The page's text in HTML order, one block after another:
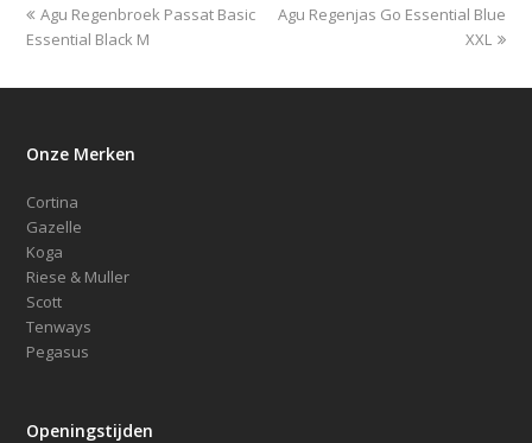
previous
post:
Agu Regenbroek Passat Basic
Essential Black M
next
Agu Regenjas Go Essential Blue
XXL
Onze Merken
Cortina
Gazelle
Koga
Riese & Muller
Scott
Tenways
Pegasus
Openingstijden